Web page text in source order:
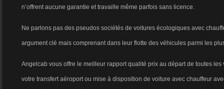
n’offrent aucune garantie et travaille même parfois sans licence.
Ne parlons pas des pseudos sociétés de voitures écologiques avec
argument clé mais comprenant dans leur flotte des véhicules parmi les
Angelcab vous offre le meilleur rapport qualité prix au départ de toutes les
votre transfert aéroport ou mise à disposition de voiture avec chauffeur